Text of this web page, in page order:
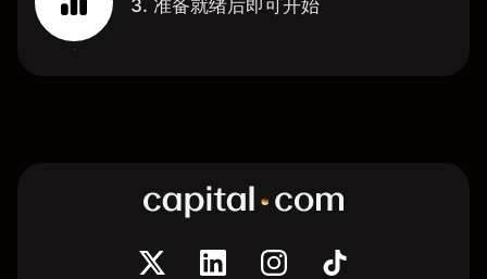
3. 准备就绪后即可开始